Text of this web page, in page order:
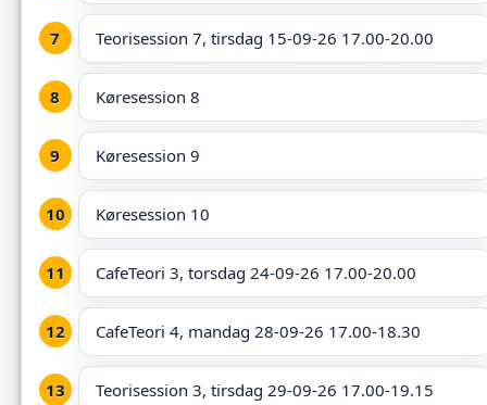
Teorisession 7, tirsdag 15-09-26 17.00-20.00
Køresession 8
Køresession 9
Køresession 10
CafeTeori 3, torsdag 24-09-26 17.00-20.00
CafeTeori 4, mandag 28-09-26 17.00-18.30
Teorisession 3, tirsdag 29-09-26 17.00-19.15